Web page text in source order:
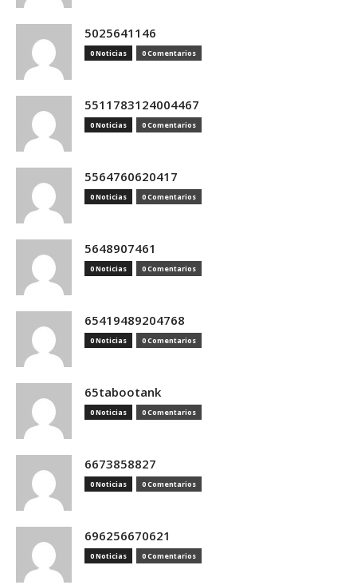
5025641146
0 Noticias 0 Comentarios
5511783124004467
0 Noticias 0 Comentarios
5564760620417
0 Noticias 0 Comentarios
5648907461
0 Noticias 0 Comentarios
65419489204768
0 Noticias 0 Comentarios
65tabootank
0 Noticias 0 Comentarios
6673858827
0 Noticias 0 Comentarios
696256670621
0 Noticias 0 Comentarios